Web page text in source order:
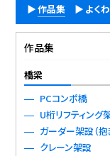
作品集
よく
作品集
橋梁
PCコンポ橋
U桁リフティング
ガーダー架設（抱
クレーン架設